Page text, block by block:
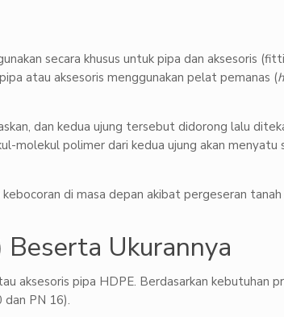
secara khusus untuk pipa dan aksesoris
atau aksesoris menggunakan pelat pemanas (
dan kedua ujung tersebut didorong lalu
molekul polimer dari kedua ujung akan menyatu
di masa depan akibat pergeseran
Beserta Ukurannya
aksesoris pipa HDPE. Berdasarkan kebutuhan
PN 16).